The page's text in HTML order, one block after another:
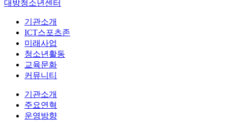
대방청소년센터
기관소개
ICT스포츠존
미래사업
청소년활동
교육문화
커뮤니티
기관소개
주요연혁
운영방향